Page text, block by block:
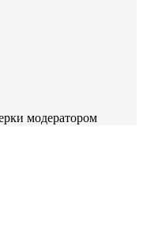
модератором